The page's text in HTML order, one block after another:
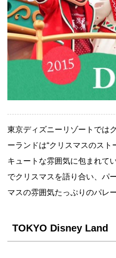
東京ディズニーリゾートでは
ーランドは“クリスマスのス
キュートな雰囲気に包まれて
でクリスマスを語り合い、パ
マスの雰囲気たっぷりのパレ
TOKYO Disney Land